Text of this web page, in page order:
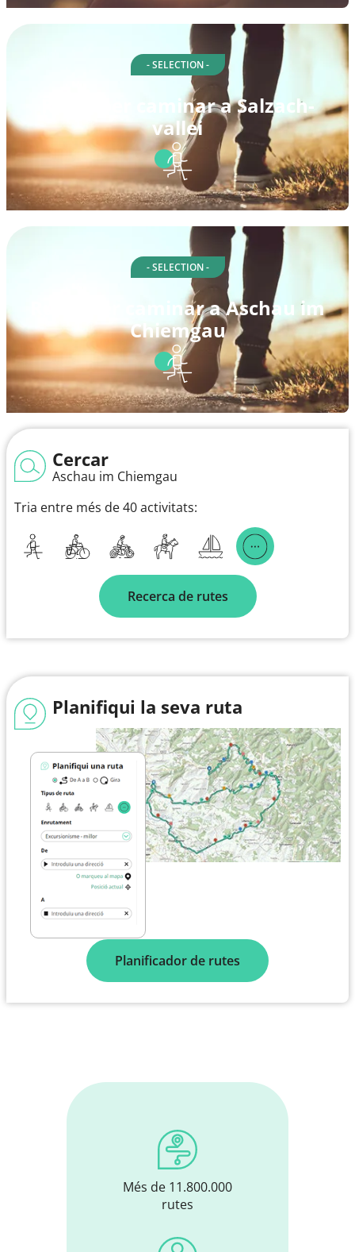
- SELECTION -
Rutes per caminar a Salzach-
vallei
- SELECTION -
Rutes per caminar a Aschau im
Chiemgau
Cercar
Aschau im Chiemgau
Tria entre més de 40 activitats:
Recerca de rutes
Planifiqui la seva ruta
Planificador de rutes
Més de 11.800.000
rutes